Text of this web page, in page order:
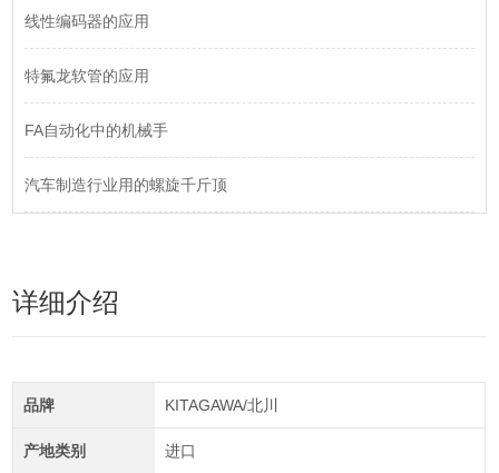
线性编码器的应用
​特氟龙软管的应用
FA自动化中的机械手
汽车制造行业用的螺旋千斤顶
详细介绍
品牌 KITAGAWA/北川
产地类别 进口